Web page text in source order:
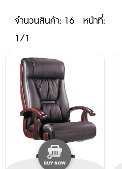
จำนวนสินค้า: 16
หน้าที่:
1/1